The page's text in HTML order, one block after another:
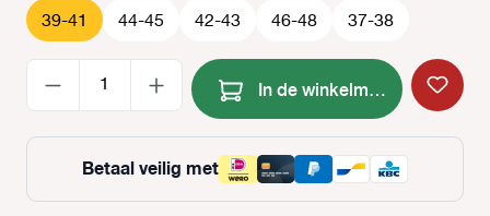
39-41 44-45 42-43 46-48 37-38
Producthoeveelheid: Voer
In de winkelmand
Betaal veilig met